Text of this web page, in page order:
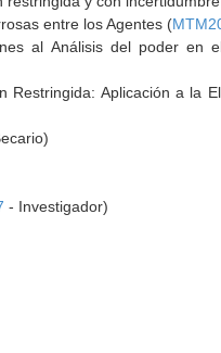
entre los Agentes (
al Análisis del poder en
Restringida: Aplicación a la
- Investigador)